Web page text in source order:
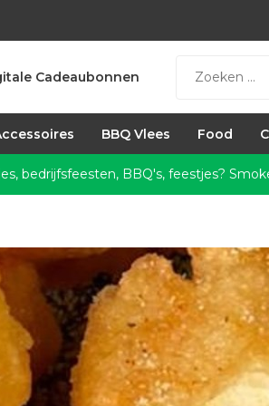
Cadeaubonnen
BBQ Vlees Food
bedrijfsfeesten, BBQ's, feestjes?